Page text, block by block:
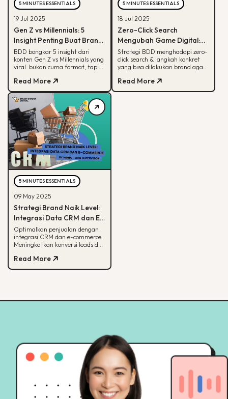
5 MINUTES ESSENTIALS
19 Jul 2025
Gen Z vs Millennials: 5
Insight Penting Buat Brand
yang Mau Tumbuh Lewat
Konten
BDD bongkar 5 insight dari
konten Gen Z vs Millennials yang
viral: bukan cuma format, tapi
Read More
5 MINUTES ESSENTIALS
18 Jul 2025
Zero-Click Search
Mengubah Game Digital:
Begini Strategi BDD & Apa
yang Bisa Dilakukan Brand
Strategi BDD menghadapi zero-
click search & langkah konkret
yang bisa dilakukan brand agar
Google
Read More
5 MINUTES ESSENTIALS
09 May 2025
Strategi Brand Naik Level:
Integrasi Data CRM dan E-
commerce
Optimalkan penjualan dengan
integrasi CRM dan e-commerce.
Meningkatkan konversi leads dan
terarah
Read More